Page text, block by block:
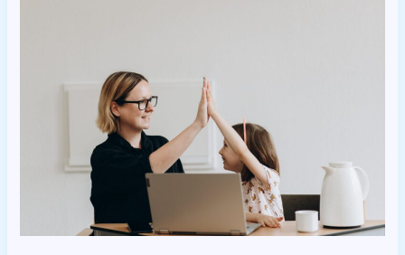
ukrainische
Kinder
Altersgruppen